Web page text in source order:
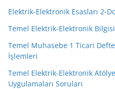
Elektrik-Elektronik Esasları 2-
Temel Elektrik-Elektronik
Temel Muhasebe 1 Ticari
İşlemleri
Temel Elektrik-Elektronik
Uygulamaları Soruları